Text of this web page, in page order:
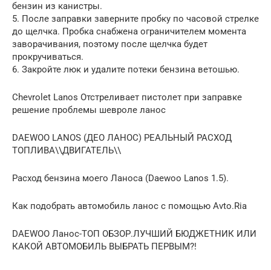
бензин из канистры.
5. После заправки заверните пробку по часовой стрелке
до щелчка. Пробка снабжена ограничителем момента
заворачивания, поэтому после щелчка будет
прокручиваться.
6. Закройте люк и удалите потеки бензина ветошью.
Chevrolet Lanos Отстреливает пистолет при заправке
решение проблемы шевроле ланос
DAEWOO LANOS (ДЕО ЛАНОС) РЕАЛЬНЫЙ РАСХОД
ТОПЛИВА\\ДВИГАТЕЛЬ\\
Расход бензина моего Ланоса (Daewoo Lanos 1.5).
Как подобрать автомобиль ланос с помощью Avto.Ria
DAEWOO Ланос-ТОП ОБЗОР.ЛУЧШИЙ БЮДЖЕТНИК ИЛИ
КАКОЙ АВТОМОБИЛЬ ВЫБРАТЬ ПЕРВЫМ?!